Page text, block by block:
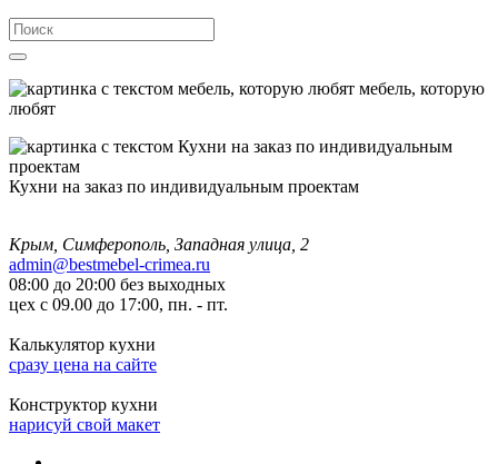
мебель, которую
любят
Кухни на заказ по индивидуальным проектам
Крым, Симферополь, Западная улица, 2
admin@bestmebel-crimea.ru
08:00 до 20:00 без выходных
цех с 09.00 до 17:00, пн. - пт.
Калькулятор кухни
сразу цена на сайте
Конструктор кухни
нарисуй свой макет